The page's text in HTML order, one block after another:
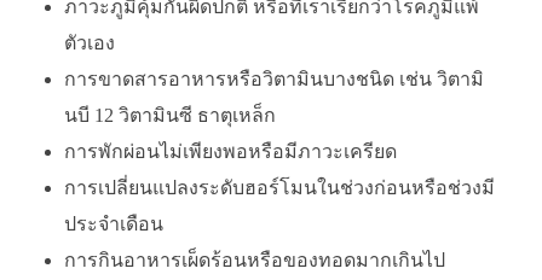
ภาวะภูมิคุ้มกันผิดปกติ หรือที่เราเรียกว่าโรคภูมิแพ้
ตัวเอง
การขาดสารอาหารหรือวิตามินบางชนิด เช่น วิตามิ
นบี 12 วิตามินซี ธาตุเหล็ก
การพักผ่อนไม่เพียงพอหรือมีภาวะเครียด
การเปลี่ยนแปลงระดับฮอร์โมนในช่วงก่อนหรือช่วงมี
ประจำเดือน
การกินอาหารเผ็ดร้อนหรือของทอดมากเกินไป